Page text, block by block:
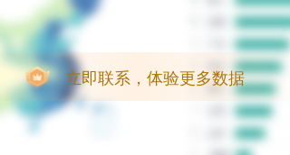
立即联系，体验更多数据